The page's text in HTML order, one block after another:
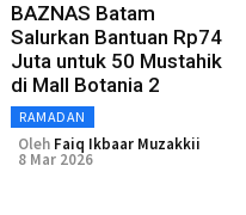
BAZNAS Batam
Salurkan Bantuan Rp74
Juta untuk 50 Mustahik
di Mall Botania 2
RAMADAN
Oleh Faiq Ikbaar Muzakkii
8 Mar 2026